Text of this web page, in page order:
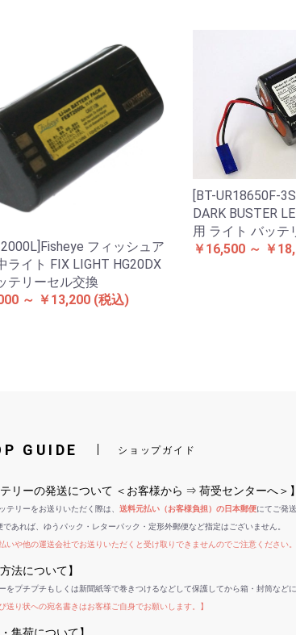
フィッシュア
ライト FIX LIGHT HG20DX
テリーセル交換
～ ￥13,200 (税込)
[BT-UR18650F-
DARK BUSTER
用 ライト バッテ
￥16,500 ～ ￥
GUIDE ショップガイド
テリーの発送について ＜お客様から ⇒ 荷受センターへ＞】
テリーをお送りいただく際は、 送料元払い（お客様負担）の日本郵便にてご発
であれば、ゆうパック・レターパック・定形外郵便など指定はございません。
払いや他の運送会社でお送りいただくと受け取りできませんのでご注意ください。
方法について】
をプチプチもしくは新聞紙等で巻きつけるなどして保護してから箱・封筒などに
送り状への宛名書きはお客様ご自身でお願いします。】